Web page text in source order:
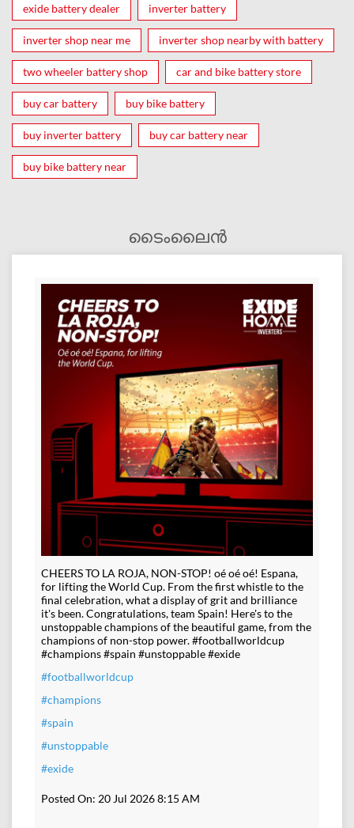
exide battery dealer inverter battery
inverter shop near me inverter shop nearby with battery
two wheeler battery shop car and bike battery store
buy car battery buy bike battery
buy inverter battery buy car battery near
buy bike battery near
ടൈംലൈൻ
CHEERS TO LA ROJA, NON-STOP! oé oé oé! Espana,
for lifting the World Cup. From the first whistle to the
final celebration, what a display of grit and brilliance
it's been. Congratulations, team Spain! Here's to the
unstoppable champions of the beautiful game, from the
champions of non-stop power. #footballworldcup
#champions #spain #unstoppable #exide
#footballworldcup
#champions
#spain
#unstoppable
#exide
Posted On: 20 Jul 2026 8:15 AM